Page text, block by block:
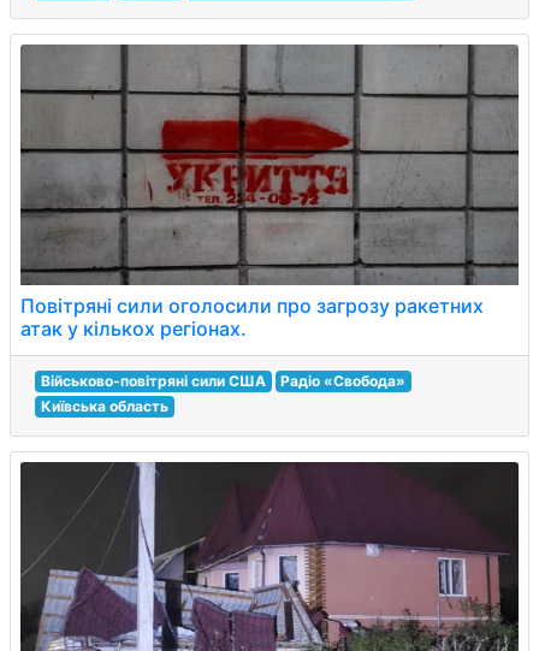
Повітряні сили оголосили про загрозу ракетних
атак у кількох регіонах.
Військово-повітряні сили США
Радіо «Свобода»
Київська область